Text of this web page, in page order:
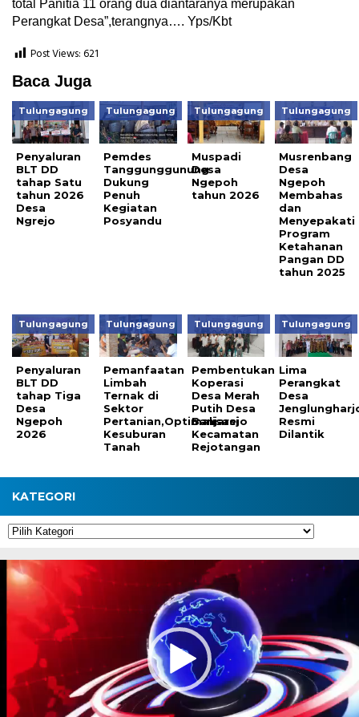
total Panitia 11 orang dua diantaranya merupakan
Perangkat Desa”,terangnya…. Yps/Kbt
Post Views:621
Baca Juga
Tulungagung
Penyaluran
BLT DD
tahap Satu
tahun 2026
Desa
Ngrejo
Tulungagung
Pemdes
Tanggunggunung
Dukung
Penuh
Kegiatan
Posyandu
Tulungagung
Muspadi
Desa
Ngepoh
tahun 2026
Tulungagung
Musrenbang
Desa
Ngepoh
Membahas
dan
Menyepakati
Program
Ketahanan
Pangan DD
tahun 2025
Tulungagung
Penyaluran
BLT DD
tahap Tiga
Desa
Ngepoh
2026
Tulungagung
Pemanfaatan
Limbah
Ternak di
Sektor
Pertanian,Optimalisasi
Kesuburan
Tanah
Tulungagung
Pembentukan
Koperasi
Desa Merah
Putih Desa
Banjarejo
Kecamatan
Rejotangan
Tulungagung
Lima
Perangkat
Desa
Resmi
Dilantik
KATEGORI
Kategori
Pemutar
Video